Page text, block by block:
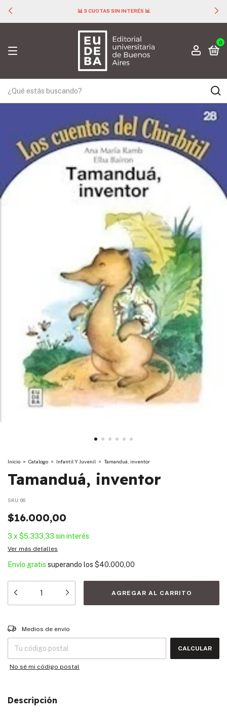
📊 3 CUOTAS SIN INTERÉS 📊
0
Inicio > Catalogo > Infantil Y Juvenil > Tamanduá, inventor
Tamanduá, inventor
SKU: 66
$16.000,00
3 x $5.333,33 sin interés
Ver más detalles
Envío gratis superando los $40.000,00
Entregas para el CP:
Medios de envío
CALCULAR
No sé mi código postal
Descripción